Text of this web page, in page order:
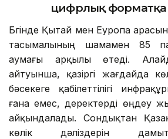
цифрлық
Бүгінде Қытай мен Еуропа
тасымалының шамамен 85
аумағы арқылы өтеді.
айтуынша, қазіргі жағдайда
бәсекеге қабілеттілігі
ғана емес, деректерді өңдеу
айқындалады. Сондықтан
көлік дәліздерін